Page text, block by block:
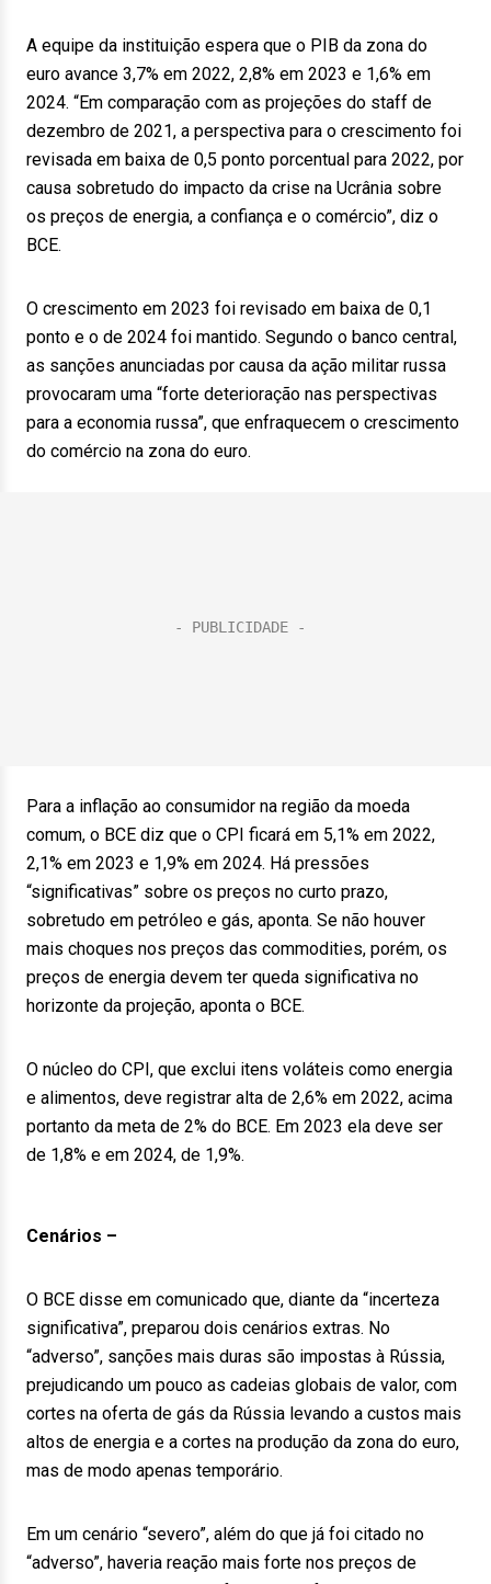
A equipe da instituição espera que o PIB da zona do
euro avance 3,7% em 2022, 2,8% em 2023 e 1,6% em
2024. “Em comparação com as projeções do staff de
dezembro de 2021, a perspectiva para o crescimento foi
revisada em baixa de 0,5 ponto porcentual para 2022, por
causa sobretudo do impacto da crise na Ucrânia sobre
os preços de energia, a confiança e o comércio”, diz o
BCE.
O crescimento em 2023 foi revisado em baixa de 0,1
ponto e o de 2024 foi mantido. Segundo o banco central,
as sanções anunciadas por causa da ação militar russa
provocaram uma “forte deterioração nas perspectivas
para a economia russa”, que enfraquecem o crescimento
do comércio na zona do euro.
Para a inflação ao consumidor na região da moeda
comum, o BCE diz que o CPI ficará em 5,1% em 2022,
2,1% em 2023 e 1,9% em 2024. Há pressões
“significativas” sobre os preços no curto prazo,
sobretudo em petróleo e gás, aponta. Se não houver
mais choques nos preços das commodities, porém, os
preços de energia devem ter queda significativa no
horizonte da projeção, aponta o BCE.
O núcleo do CPI, que exclui itens voláteis como energia
e alimentos, deve registrar alta de 2,6% em 2022, acima
portanto da meta de 2% do BCE. Em 2023 ela deve ser
de 1,8% e em 2024, de 1,9%.
Cenários –
O BCE disse em comunicado que, diante da “incerteza
significativa”, preparou dois cenários extras. No
“adverso”, sanções mais duras são impostas à Rússia,
prejudicando um pouco as cadeias globais de valor, com
cortes na oferta de gás da Rússia levando a custos mais
altos de energia e a cortes na produção da zona do euro,
mas de modo apenas temporário.
Em um cenário “severo”, além do que já foi citado no
“adverso”, haveria reação mais forte nos preços de